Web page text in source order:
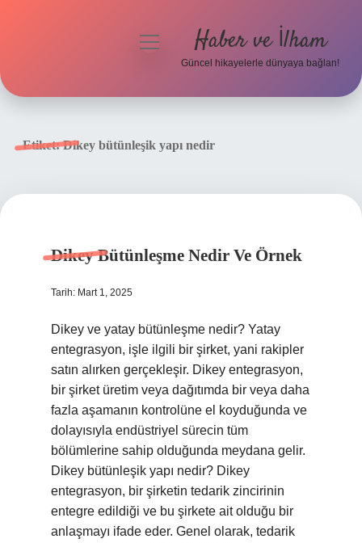
menüyü
Haber ve İlham
Güncel hikayelerle dünyaya bağlan!
Etiket:Dikey bütünleşik yapı nedir
Dikey Bütünleşme Nedir Ve Örnek
Tarih: Mart 1, 2025
Dikey ve yatay bütünleşme nedir? Yatay
entegrasyon, işle ilgili bir şirket, yani rakipler
satın alırken gerçekleşir. Dikey entegrasyon,
bir şirket üretim veya dağıtımda bir veya daha
fazla aşamanın kontrolüne el koyduğunda ve
dolayısıyla endüstriyel sürecin tüm
bölümlerine sahip olduğunda meydana gelir.
Dikey bütünleşik yapı nedir? Dikey
entegrasyon, bir şirketin tedarik zincirinin
entegre edildiği ve bu şirkete ait olduğu bir
anlaşmayı ifade eder. Genel olarak, tedarik